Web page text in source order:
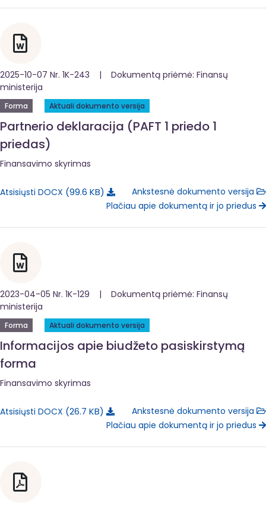
2025-10-07 Nr. 1K-243 | Dokumentą priėmė: Finansų
ministerija
Forma Aktuali dokumento versija
Partnerio deklaracija (PAFT 1 priedo 1
priedas)
Finansavimo skyrimas
Atsisiųsti DOCX 99.6 KB
Ankstesnė dokumento versija
Plačiau apie dokumentą ir jo priedus
2023-04-05 Nr. 1K-129 | Dokumentą priėmė: Finansų
ministerija
Forma Aktuali dokumento versija
Informacijos apie biudžeto pasiskirstymą
forma
Finansavimo skyrimas
Atsisiųsti DOCX 26.7 KB
Ankstesnė dokumento versija
Plačiau apie dokumentą ir jo priedus